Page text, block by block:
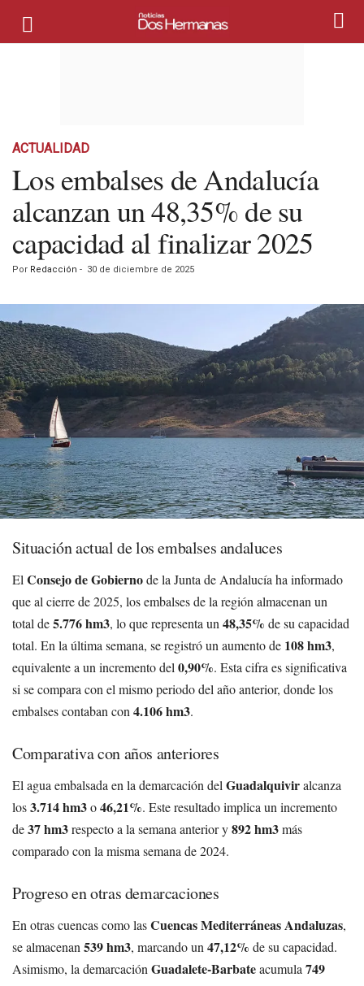
ACTUALIDAD
Los embalses de Andalucía
alcanzan un 48,35% de su
capacidad al finalizar 2025
Por Redacción - 30 de diciembre de 2025
Situación actual de los embalses andaluces
El Consejo de Gobiernode la Junta de Andalucía ha informado
que al cierre de 2025, los embalses de la región almacenan un
total de5.776 hm3, lo que representa un 48,35% de su capacidad
total. En la última semana, se registró un aumento de 108 hm3,
equivalente a un incremento del 0,90%. Esta cifra es significativa
si se compara con el mismo periodo del año anterior, donde los
embalses contaban con 4.106 hm3.
Comparativa con años anteriores
El agua embalsada en la demarcación del Guadalquiviralcanza
los3.714 hm3o46,21%. Este resultado implica un incremento
de37 hm3respecto a la semana anterior y892 hm3más
comparado con la misma semana de 2024.
Progreso en otras demarcaciones
En otras cuencas como lasCuencas Mediterráneas Andaluzas,
se almacenan 539 hm3, marcando un 47,12% de su capacidad.
Asimismo, la demarcación Guadalete-Barbateacumula 749